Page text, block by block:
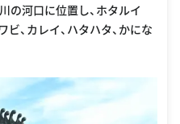
の河口に位置し、ホタルイ
ビ、カレイ、ハタハタ、かにな